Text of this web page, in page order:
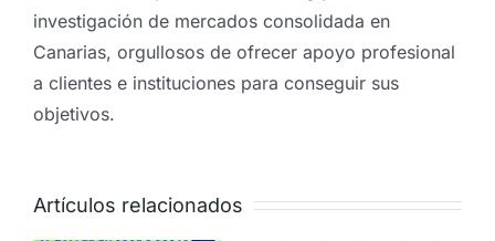
investigación de mercados consolidada en
Canarias, orgullosos de ofrecer apoyo profesional
a clientes e instituciones para conseguir sus
objetivos.
Artículos relacionados